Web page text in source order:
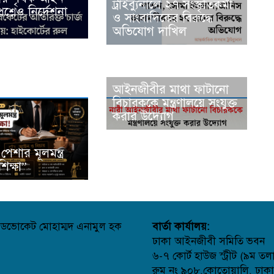
নির্দেশনা
ট্রাইব্যুনালে ২৭ সংস্কৃতিকর্মী
ও সাংবাদিকের বিরুদ্ধে
অভিযোগ দাখিল
মূলমন্ত্র
আইনজীবীর মাথা ফাটানো
বিচারককে মন্ত্রণালয়ে সংযুক্ত
করার উদ্যোগ
মোহাম্মদ এনামুল হক
বার্তা কার্যালয়:
ঢাকা আইনজীবী সমিতি ভবন
৬-৭ কোর্ট হাউজ স্ট্রীট (৯ম
রুম নং ৯০৮,কোতোয়ালি,